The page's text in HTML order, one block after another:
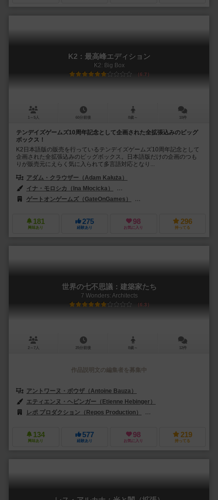
K2：最高峰エディション
K2: Big Box
6.7
1～5人 60分前後 8歳～ 10件
テンデイズゲームズ10周年記念として企画された全拡張込みのビッグ
ボックス！
K2日本語版の販売を行っているテンデイズゲームズ10周年記念として
企画された全拡張込みのビッグボックス。日本語版だけの企画のつも
りが販売元にえらく気に入られて多言語対応となり...
アダム・クラウザー（Adam Kałuża）
イナ・モロシカ（Ina Młocicka）
ゲートオンゲームズ（GateOnGames）
181
興味あり
275
経験あり
98
お気に入り
296
持ってる
世界の七不思議：建築家たち
7 Wonders: Architects
6.3
2～7人 25分前後 8歳～ 12件
作品説明文の編集者を募集中
アントワーヌ・ボウザ（Antoine Bauza）
エティエンヌ・ヘビンガー（Etienne Hebinger）
レポ プロダクション（Repos Production）
134
興味あり
577
経験あり
98
お気に入り
219
持ってる